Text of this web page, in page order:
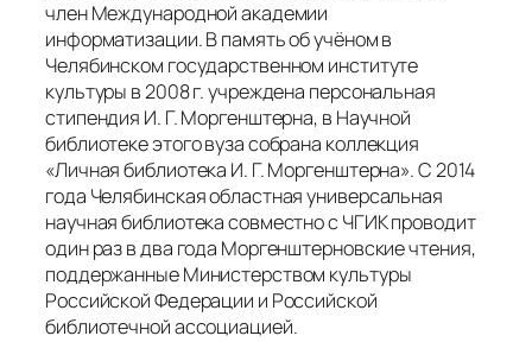
член Международной академии
информатизации. В память об учёном в
Челябинском государственном институте
культуры в 2008 г. учреждена персональная
стипендия И. Г. Моргенштерна, в Научной
библиотеке этого вуза собрана коллекция
«Личная библиотека И. Г. Моргенштерна». С 2014
года Челябинская областная универсальная
научная библиотека совместно с ЧГИК проводит
один раз в два года Моргенштерновские чтения,
поддержанные Министерством культуры
Российской Федерации и Российской
библиотечной ассоциацией.